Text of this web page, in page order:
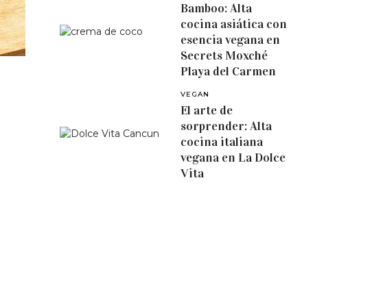
Bamboo: Alta
cocina asiática con
esencia vegana en
Secrets Moxché
Playa del Carmen
VEGAN
El arte de
sorprender: Alta
cocina italiana
vegana en La Dolce
Vita